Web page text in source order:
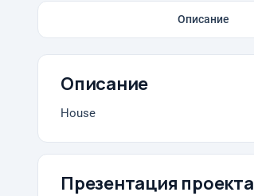
Описание
Описание
House
Презентация проекта